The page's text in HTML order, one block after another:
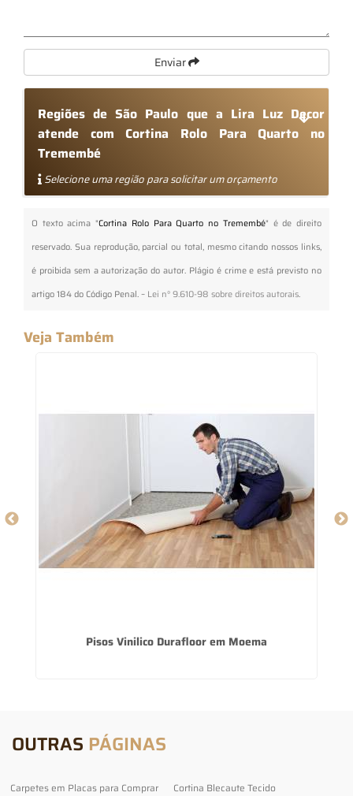
Enviar
Regiões de São Paulo que a Lira Luz Decor
atende com Cortina Rolo Para Quarto no
Tremembé
Selecione uma região para solicitar um orçamento
O texto acima "Cortina Rolo Para Quarto no Tremembé" é de direito
reservado. Sua reprodução, parcial ou total, mesmo citando nossos links,
é proibida sem a autorização do autor. Plágio é crime e está previsto no
artigo 184 do Código Penal. – Lei n° 9.610-98 sobre direitos autorais.
Veja Também
Pisos Vinilico Durafloor em Moema
OUTRAS PÁGINAS
Carpetes em Placas para Comprar
Cortina Blecaute Tecido